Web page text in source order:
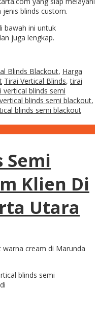
blinds custom.
bawah ini untuk
juga lengkap.
Blinds Blackout, Harga
Tirai Vertical Blinds,tirai
vertical blinds semi
vertical blinds semi blackout,
blinds semi blackout
Klien Di
Utara
blinds semi